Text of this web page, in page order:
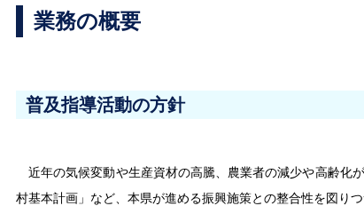
業務の概要
普及指導活動の方針
近年の気候変動や生産資材の高騰、農業者の減少や高齢化
村基本計画」など、本県が進める振興施策との整合性を図り